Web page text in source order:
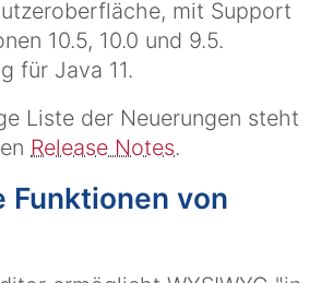
mit Support
10.5, 10.0 und 9.5.
für Java 11.
Liste der Neuerungen steht
Release Notes.
Funktionen von